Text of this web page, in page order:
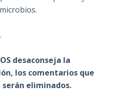
desaconseja la
los comentarios que
eliminados.